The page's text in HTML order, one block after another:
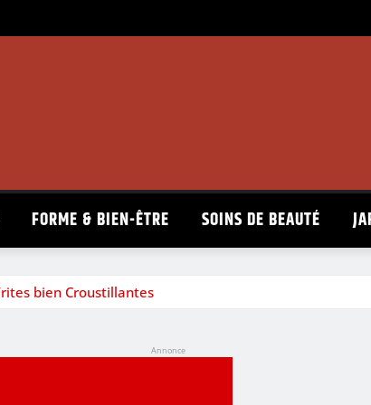
FORME & BIEN-ÊTRE SOINS DE BEAUTÉ
bien Croustillantes
Annonce